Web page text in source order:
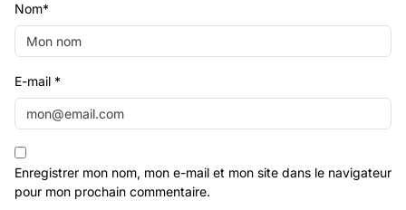
Nom*
E-mail *
Enregistrer mon nom, mon e-mail et mon site dans le navigateur
pour mon prochain commentaire.